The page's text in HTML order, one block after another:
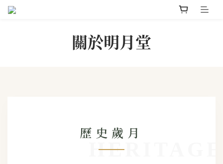
關於明月堂
歷史歲月